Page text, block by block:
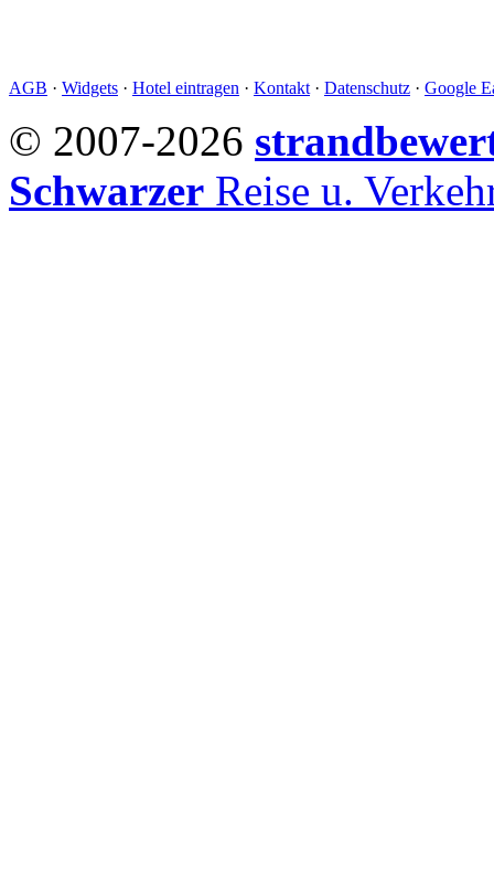
AGB · Widgets · Hotel eintragen · Kontakt · Datenschutz · Google
© 2007-2026
Schwarzer Reise u.